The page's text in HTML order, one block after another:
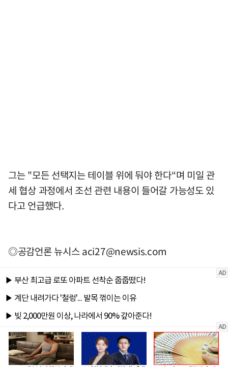
그는 "모든 선택지는 테이블 위에 둬야 한다“며 미일 관
세 협상 과정에서 조선 관련 내용이 들어갈 가능성도 있
다고 언급했다.
◎공감언론 뉴시스aci27@newsis.com